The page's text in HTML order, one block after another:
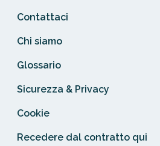
Contattaci
Chi siamo
Glossario
Sicurezza & Privacy
Cookie
Recedere dal contratto qui